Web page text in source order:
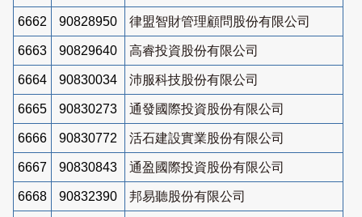
6662 90828950 律盟智財管理顧問股份有限公司
6663 90829640 高睿投資股份有限公司
6664 90830034 沛服科技股份有限公司
6665 90830273 通發國際投資股份有限公司
6666 90830772 活石建設實業股份有限公司
6667 90830843 通盈國際投資股份有限公司
6668 90832390 邦易聽股份有限公司